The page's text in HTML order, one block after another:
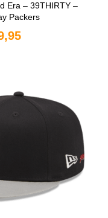
Era – 39THIRTY –
Packers